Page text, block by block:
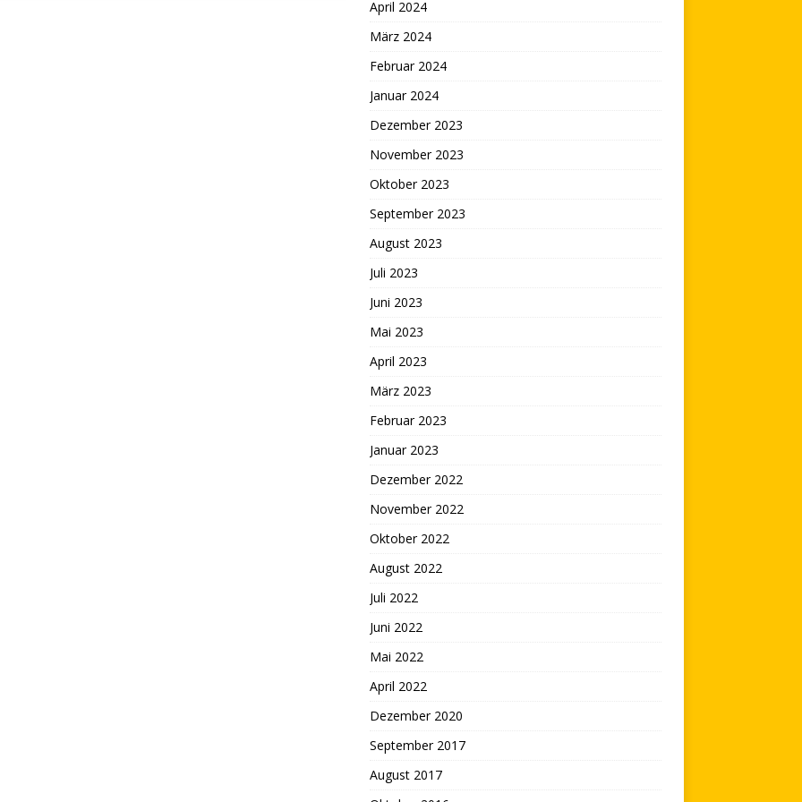
April 2024
März 2024
Februar 2024
Januar 2024
Dezember 2023
November 2023
Oktober 2023
September 2023
August 2023
Juli 2023
Juni 2023
Mai 2023
April 2023
März 2023
Februar 2023
Januar 2023
Dezember 2022
November 2022
Oktober 2022
August 2022
Juli 2022
Juni 2022
Mai 2022
April 2022
Dezember 2020
September 2017
August 2017